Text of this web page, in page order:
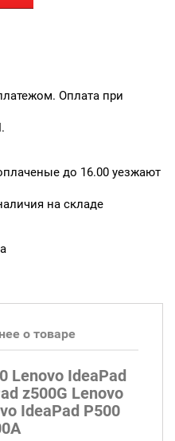
Оплата при
до 16.00 уезжают
на складе
о товаре
Lenovo IdeaPad
z500G Lenovo
IdeaPad P500